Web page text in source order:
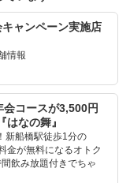
ャンペーン実施店
情報
会コースが3,500円
なの舞』
新船橋駅徒歩1分の
金が無料になるオトク
飲み放題付きでちゃ